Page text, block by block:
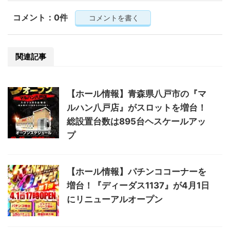
コメント：0件 コメントを書く
関連記事
【ホール情報】青森県八戸市の『マ
ルハン八戸店』がスロットを増台！
総設置台数は895台ヘスケールアッ
プ
【ホール情報】パチンココーナーを
増台！『ディーダス1137』が4月1日
にリニューアルオープン